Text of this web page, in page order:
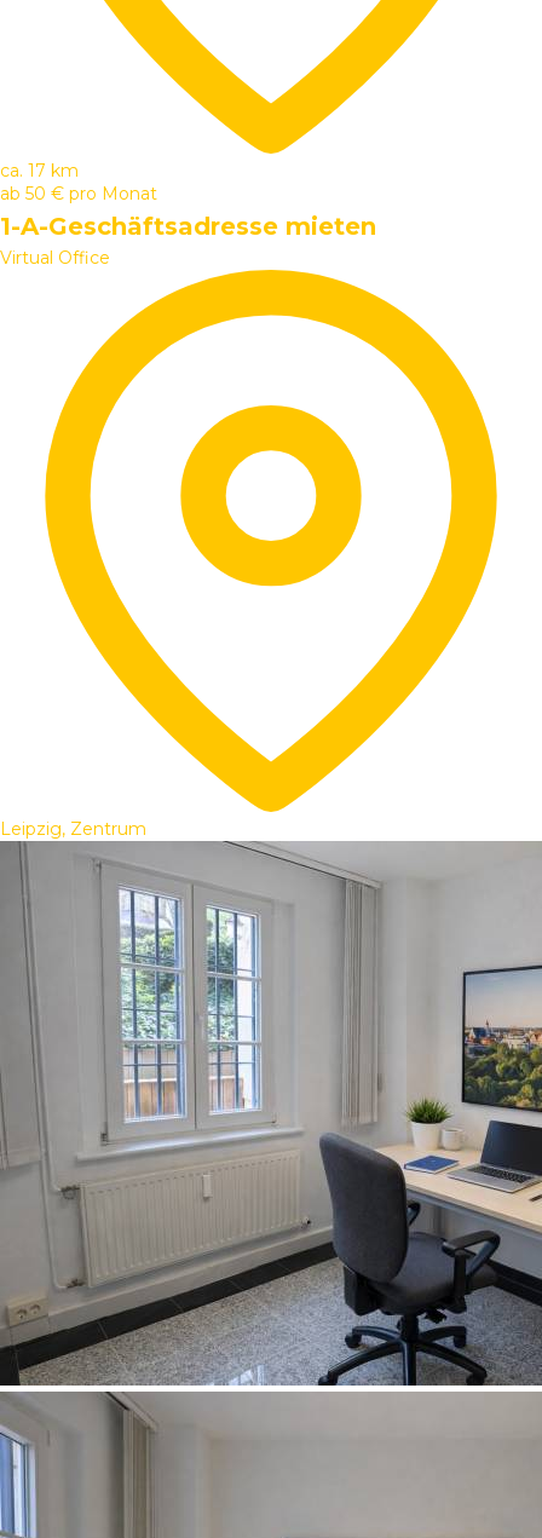
ca. 17 km
ab 50 € pro Monat
1-A-Geschäftsadresse mieten
Virtual Office
Leipzig, Zentrum